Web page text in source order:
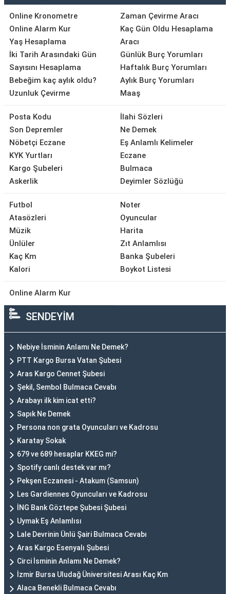
Online Kronometre
Online Alarm Kur
Yaş Hesaplama
İki Tarih Arasındaki Gün
Sayısını Hesaplama
Bebeğim kaç aylık oldu?
Uzunluk Çevirme
Zaman Çevirme Aracı
Kaç Gün Oldu Hesaplama
Aracı
Günlük Burç Yorumları
Haftalık Burç Yorumları
Aylık Burç Yorumları
Maaş
Posta Kodu
Son Depremler
Nöbetçi Eczane
KYK Yurtları
Kargo Şubeleri
Askerlik
İlahi Sözleri
Ne Demek
Eş Anlamlı Kelimeler
Eczane
Bulmaca
Deyimler Sözlüğü
Futbol
Atasözleri
Müzik
Ünlüler
Kaç Km
Kalori
Noter
Oyuncular
Harita
Zıt Anlamlısı
Banka Şubeleri
Boykot Listesi
Online Alarm Kur
SENDEYİM
Nebiye İsminin Anlamı Ne Demek?
PTT Kargo Bursa Vatan Şubesi
Aras Kargo Cennet Şubesi
Şekil, Sembol Bulmaca Cevabı
Arabayı ilk kim icat etti?
Sapık Ne Demek
Persona non grata Oyuncuları ve Kadrosu
Karatay Sokak
679 ve 689 hesaplar KKEG mi?
Spotify canlı destek var mı?
Pekşen Eczanesi - Atakum (Samsun)
Les Gardiennes Oyuncuları ve Kadrosu
İNG Bank Göztepe Şubesi Şubesi
Uymak Eş Anlamlısı
Lale Devrinin Ünlü Şairi Bulmaca Cevabı
Aras Kargo Esenyalı Şubesi
Circi İsminin Anlamı Ne Demek?
İzmir Bursa Uludağ Üniversitesi Arası Kaç Km
Alaca Benekli Bulmaca Cevabı